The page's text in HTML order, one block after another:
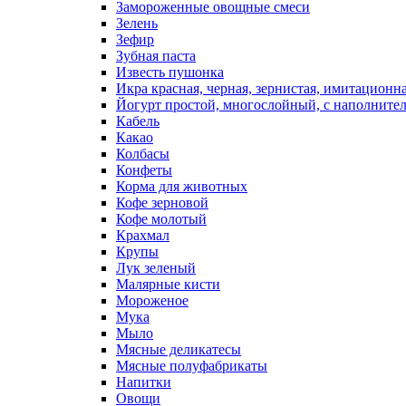
Замороженные овощные смеси
Зелень
Зефир
Зубная паста
Известь пушонка
Икра красная, черная, зернистая,
Йогурт простой, многослойный, с
Кабель
Какао
Колбасы
Конфеты
Корма для животных
Кофе зерновой
Кофе молотый
Крахмал
Крупы
Лук зеленый
Малярные кисти
Мороженое
Мука
Мыло
Мясные деликатесы
Мясные полуфабрикаты
Напитки
Овощи